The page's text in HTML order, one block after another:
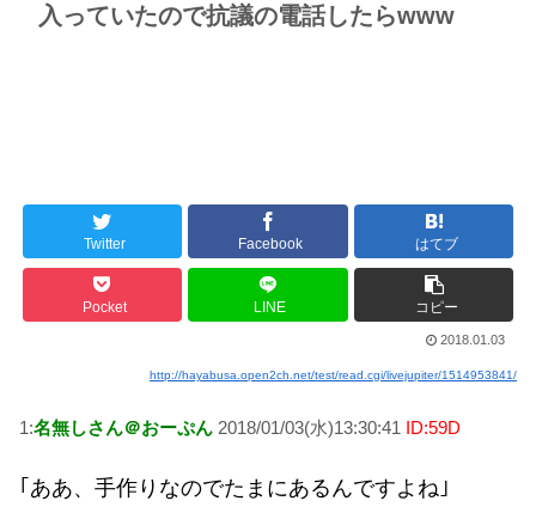
入っていたので抗議の電話したらwww
Twitter Facebook はてブ
Pocket LINE コピー
2018.01.03
http://hayabusa.open2ch.net/test/read.cgi/livejupiter/1514953841/
1:名無しさん＠おーぷん 2018/01/03(水)13:30:41 ID:59D
｢ああ、手作りなのでたまにあるんですよね｣